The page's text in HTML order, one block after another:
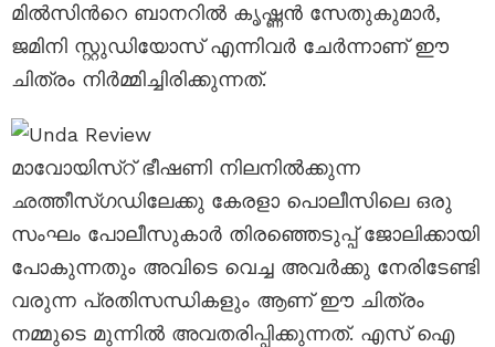
മിൽസിന്‍റെ ബാനറിൽ കൃഷ്ണൻ സേതുകുമാർ,
ജമിനി സ്റ്റുഡിയോസ് എന്നിവർ ചേർന്നാണ് ഈ
ചിത്രം നിർമ്മിച്ചിരിക്കുന്നത്.
മാവോയിസ്റ് ഭീഷണി നിലനിൽക്കുന്ന
ഛത്തീസ്ഗഡിലേക്കു കേരളാ പൊലീസിലെ ഒരു
സംഘം പോലീസുകാർ തിരഞ്ഞെടുപ്പ് ജോലിക്കായി
പോകുന്നതും അവിടെ വെച്ച അവർക്കു നേരിടേണ്ടി
വരുന്ന പ്രതിസന്ധികളും ആണ് ഈ ചിത്രം
നമ്മുടെ മുന്നിൽ അവതരിപ്പിക്കുന്നത്. എസ് ഐ